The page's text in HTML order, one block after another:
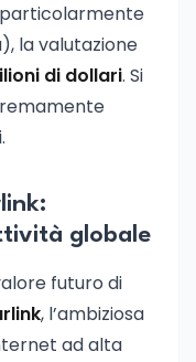
particolarmente
la valutazione
di dollari. Si
globale
futuro di
, l’ambiziosa
ad alta